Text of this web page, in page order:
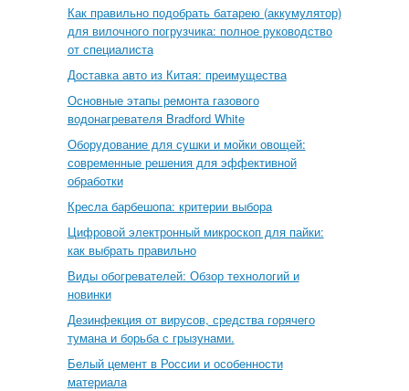
Как правильно подобрать батарею (аккумулятор)
для вилочного погрузчика: полное руководство
от специалиста
Доставка авто из Китая: преимущества
Основные этапы ремонта газового
водонагревателя Bradford White
Оборудование для сушки и мойки овощей:
современные решения для эффективной
обработки
Кресла барбешопа: критерии выбора
Цифровой электронный микроскоп для пайки:
как выбрать правильно
Виды обогревателей: Обзор технологий и
новинки
Дезинфекция от вирусов, средства горячего
тумана и борьба с грызунами.
Белый цемент в России и особенности
материала